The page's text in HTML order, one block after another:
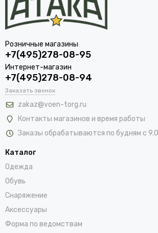
Розничные магазины
+7(495)278-08-95
Интернет-магазин
+7(495)278-08-94
Заказать звонок
zakaz@voen-torg.ru
Контакты магазинов и время работы
Заказы обрабатываются по будням с
Каталог
Одежда
Обувь
Снаряжение
Аксессуары
Форма по ведомствам